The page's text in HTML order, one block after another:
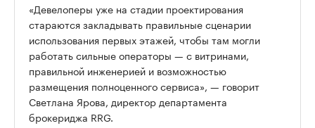
00:00
«Девелоперы уже на стадии проектирования
стараются закладывать правильные сценарии
использования первых этажей, чтобы там могли
работать сильные операторы — с витринами,
правильной инженерией и возможностью
размещения полноценного сервиса», — говорит
Светлана Ярова, директор департамента
брокериджа RRG.